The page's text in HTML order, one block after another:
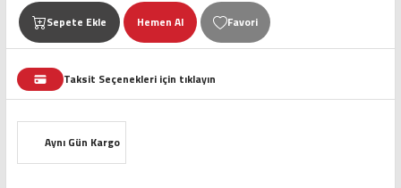
Sepete Ekle Hemen Al
Taksit Seçenekleri için tıklayın
Aynı Gün Kargo